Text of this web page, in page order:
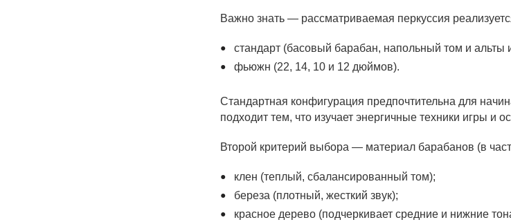
стандарт (басовый барабан, напольный том и
Стандартная конфигурация предпочтительна для
клен (теплый, сбалансированный том);
береза (плотный, жесткий звук);